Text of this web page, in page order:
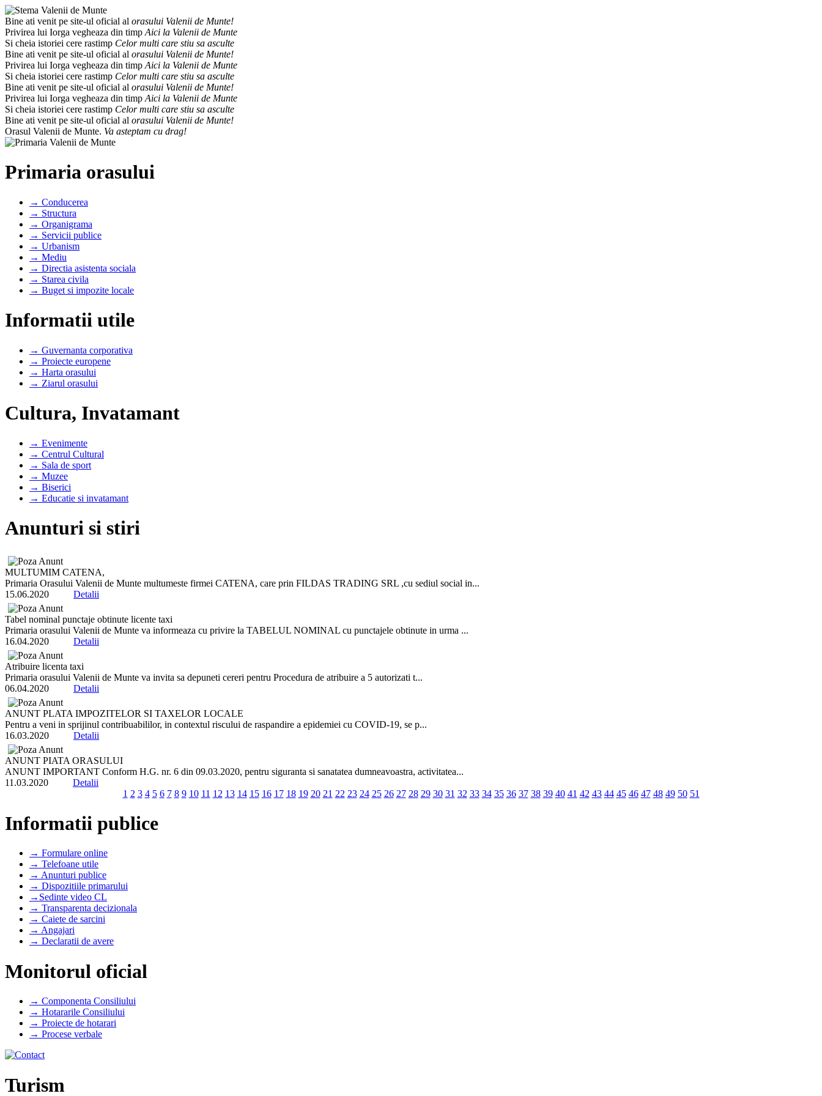
Bine ati venit pe site-ul oficial al orasului Valenii de Munte!
Privirea lui Iorga vegheaza din timp Aici la Valenii de Munte
Si cheia istoriei cere rastimp Celor multi care stiu sa asculte
Bine ati venit pe site-ul oficial al orasului Valenii de Munte!
Privirea lui Iorga vegheaza din timp Aici la Valenii de Munte
Si cheia istoriei cere rastimp Celor multi care stiu sa asculte
Bine ati venit pe site-ul oficial al orasului Valenii de Munte!
Privirea lui Iorga vegheaza din timp Aici la Valenii de Munte
Si cheia istoriei cere rastimp Celor multi care stiu sa asculte
Bine ati venit pe site-ul oficial al orasului Valenii de Munte!
Orasul Valenii de Munte. Va asteptam cu drag!
Primaria orasului
→ Conducerea
→ Structura
→ Organigrama
→ Servicii publice
→ Urbanism
→ Mediu
→ Directia asistenta sociala
→ Starea civila
→ Buget si impozite locale
Informatii utile
→ Guvernanta corporativa
→ Proiecte europene
→ Harta orasului
→ Ziarul orasului
Cultura, Invatamant
→ Evenimente
→ Centrul Cultural
→ Sala de sport
→ Muzee
→ Biserici
→ Educatie si invatamant
Anunturi si stiri
MULTUMIM CATENA,
Primaria Orasului Valenii de Munte multumeste firmei CATENA, care prin FILDAS TRADING SRL ,cu sediul social in...
15.06.2020 Detalii
Tabel nominal punctaje obtinute licente taxi
Primaria orasului Valenii de Munte va informeaza cu privire la TABELUL NOMINAL cu punctajele obtinute in urma ...
16.04.2020 Detalii
Atribuire licenta taxi
Primaria orasului Valenii de Munte va invita sa depuneti cereri pentru Procedura de atribuire a 5 autorizati t...
06.04.2020 Detalii
ANUNT PLATA IMPOZITELOR SI TAXELOR LOCALE
Pentru a veni in sprijinul contribuabililor, in contextul riscului de raspandire a epidemiei cu COVID-19, se p...
16.03.2020 Detalii
ANUNT PIATA ORASULUI
ANUNT IMPORTANT Conform H.G. nr. 6 din 09.03.2020, pentru siguranta si sanatatea dumneavoastra, activitatea...
11.03.2020 Detalii
1 2 3 4 5 6 7 8 9 10 11 12 13 14 15 16 17 18 19 20 21 22 23 24 25 26 27 28 29 30 31 32 33 34 35 36 37 38 39 40 41 42 43 44 45 46 47 48 49 50 51
Informatii publice
→ Formulare online
→ Telefoane utile
→ Anunturi publice
→ Dispozitiile primarului
→Sedinte video CL
→ Transparenta decizionala
→ Caiete de sarcini
→ Angajari
→ Declaratii de avere
Monitorul oficial
→ Componenta Consiliului
→ Hotararile Consiliului
→ Proiecte de hotarari
→ Procese verbale
Turism